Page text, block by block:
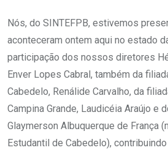
Nós, do SINTEFPB, estivemos
aconteceram ontem aqui no estado
participação dos nossos diretores
Enver Lopes Cabral, também da
Cabedelo, Renálide Carvalho, da
Campina Grande, Laudicéia Araújo e
Glaymerson Albuquerque de França
Estudantil de Cabedelo),